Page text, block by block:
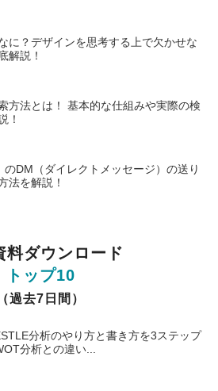
に？デザインを思考する上で欠かせな
解説！
方法とは！ 基本的な仕組みや実際の検
！
のDM（ダイレクトメッセージ）の送り
法を解説！
料ダウンロード
トップ10
（過去7日間）
分析のやり方と書き方を3ステップ
分析との違い...